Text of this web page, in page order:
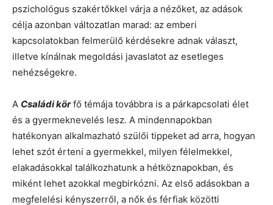
pszichológus szakértőkkel várja a nézőket, az adások
célja azonban változatlan marad: az emberi
kapcsolatokban felmerülő kérdésekre adnak választ,
illetve kínálnak megoldási javaslatot az esetleges
nehézségekre.
A Családi körfő témája továbbra is a párkapcsolati élet
és a gyermeknevelés lesz. A mindennapokban
hatékonyan alkalmazható szülői tippeket ad arra, hogyan
lehet szót érteni a gyermekkel, milyen félelmekkel,
elakadásokkal találkozhatunk a hétköznapokban, és
miként lehet azokkal megbirkózni. Az első adásokban a
megfelelési kényszerről, a nők és férfiak közötti